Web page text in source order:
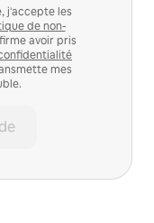
j'accepte les
de non-
avoir pris
mes